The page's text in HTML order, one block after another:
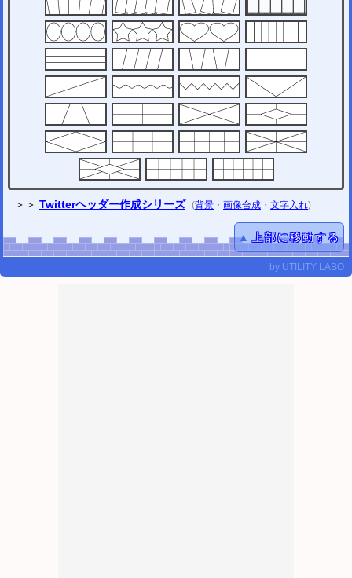
＞＞ Twitterヘッダー作成シリーズ (背景 ・ 画像合成 ・ 文字入れ)
▲ 上部に移動する
by UTILITY LABO